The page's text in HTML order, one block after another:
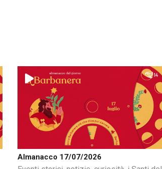
Almanacco 17/07/2026